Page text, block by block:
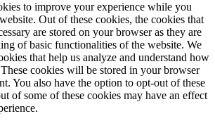
to improve your experience while you
Out of these cookies, the cookies that
are stored on your browser as they are
of basic functionalities of the website. We
that help us analyze and understand how
cookies will be stored in your browser
You also have the option to opt-out of these
of some of these cookies may have an effect